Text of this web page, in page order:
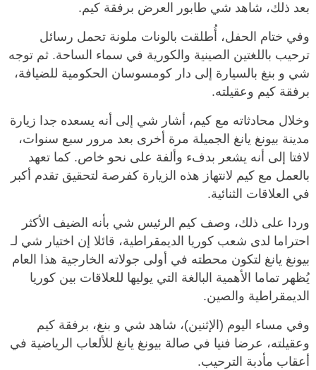
بعد ذلك، شاهد شي طابور العرض برفقة كيم.
وفي ختام الحفل، أُطلقت بالونات ملونة تحمل رسائل
ترحيب باللغتين الصينية والكورية في سماء الساحة. ثم توجه
شي و بنغ بالسيارة إلى دار كومسوسان الحكومية للضيافة،
برفقة كيم وعقيلته.
وخلال محادثاته مع كيم، أشار شي إلى أنه يسعده جدا زيارة
مدينة بيونغ يانغ الجميلة مرة أخرى بعد مرور سبع سنوات،
لافتا إلى أنه يشعر بدفء وألفة على نحو خاص. كما تعهد
بالعمل مع كيم لانتهاز هذه الزيارة كفرصة لتحقيق تقدم أكبر
في العلاقات الثنائية.
وردا على ذلك، وصف كيم الرئيس شي بأنه الضيف الأكثر
احتراما لدى شعب كوريا الديمقراطية، قائلا إن اختيار شي لـ
بيونغ يانغ لتكون محطته في أولى جولاته الخارجية هذا العام
يُظهر تماما الأهمية البالغة التي يوليها للعلاقات بين كوريا
الديمقراطية والصين.
وفي مساء اليوم (الإثنين)، شاهد شي و بنغ، برفقة كيم
وعقيلته، عرضا فنيا في صالة بيونغ يانغ للألعاب الرياضية في
أعقاب مأدبة الترحيب.